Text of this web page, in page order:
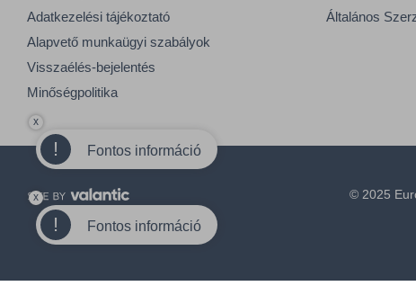
Adatkezelési tájékoztató
Alapvető munkaügyi szabályok
Visszaélés-bejelentés
Minőségpolitika
Általános
© 2025
! Fontos információ
x
! Fontos információ
x